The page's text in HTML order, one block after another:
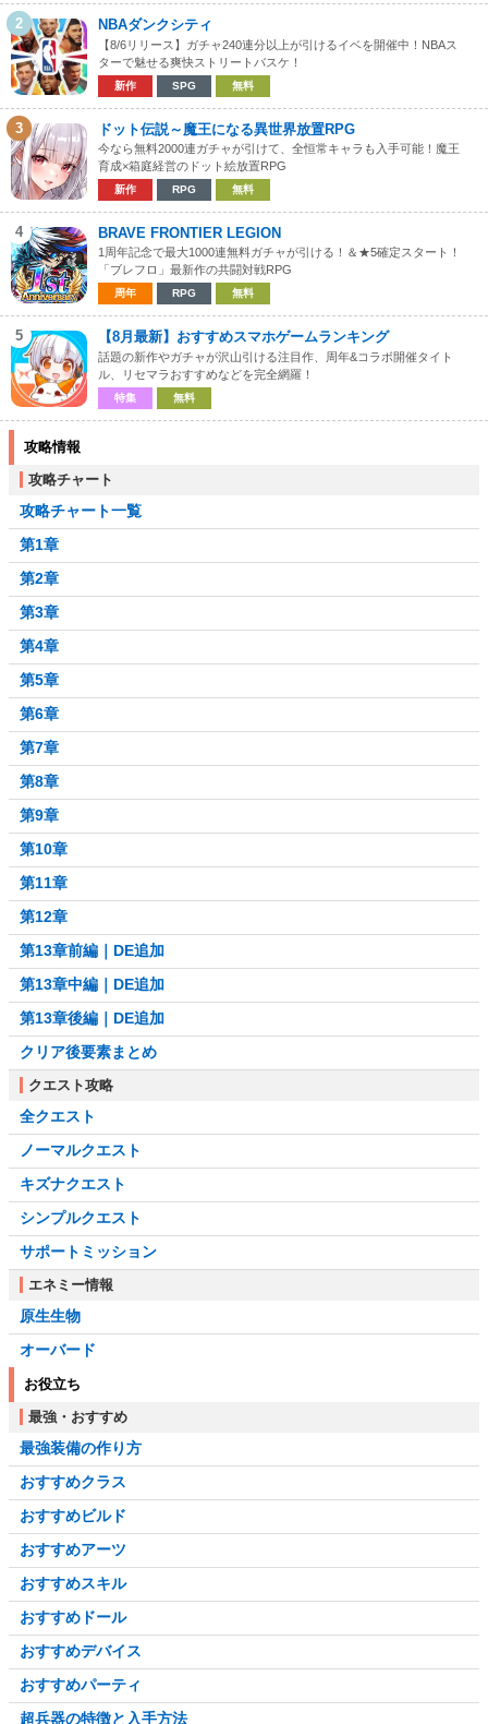
2 NBAダンクシティ
【8/6リリース】ガチャ240連分以上が引けるイベを開催中！NBAス
ターで魅せる爽快ストリートバスケ！
新作 SPG 無料
3 ドット伝説～魔王になる異世界放置RPG
今なら無料2000連ガチャが引けて、全恒常キャラも入手可能！魔王
育成×箱庭経営のドット絵放置RPG
新作 RPG 無料
4 BRAVE FRONTIER LEGION
1周年記念で最大1000連無料ガチャが引ける！＆★5確定スタート！
「ブレフロ」最新作の共闘対戦RPG
周年 RPG 無料
5 【8月最新】おすすめスマホゲームランキング
話題の新作やガチャが沢山引ける注目作、周年&コラボ開催タイト
ル、リセマラおすすめなどを完全網羅！
特集 無料
攻略情報
攻略チャート
攻略チャート一覧
第1章
第2章
第3章
第4章
第5章
第6章
第7章
第8章
第9章
第10章
第11章
第12章
第13章前編｜DE追加
第13章中編｜DE追加
第13章後編｜DE追加
クリア後要素まとめ
クエスト攻略
全クエスト
ノーマルクエスト
キズナクエスト
シンプルクエスト
サポートミッション
エネミー情報
原生生物
オーバード
お役立ち
最強・おすすめ
最強装備の作り方
おすすめクラス
おすすめビルド
おすすめアーツ
おすすめスキル
おすすめドール
おすすめデバイス
おすすめパーティ
超兵器の特徴と入手方法